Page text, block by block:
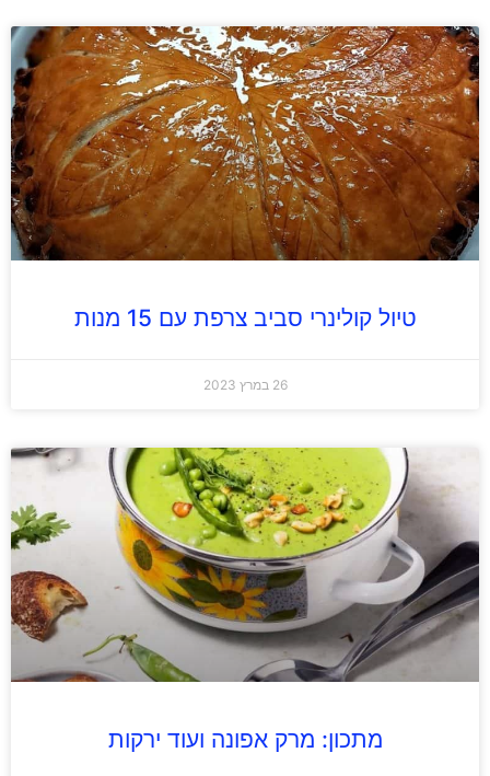
טיול קולינרי סביב צרפת עם 15 מנות
26 במרץ 2023
מתכון: מרק אפונה ועוד ירקות